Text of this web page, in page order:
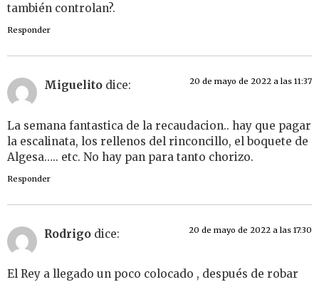
también controlan?.
Responder
Miguelito dice: 20 de mayo de 2022 a las 11:37
La semana fantastica de la recaudacion.. hay que pagar
la escalinata, los rellenos del rinconcillo, el boquete de
Algesa….. etc. No hay pan para tanto chorizo.
Responder
Rodrigo dice: 20 de mayo de 2022 a las 17:30
El Rey a llegado un poco colocado , después de robar